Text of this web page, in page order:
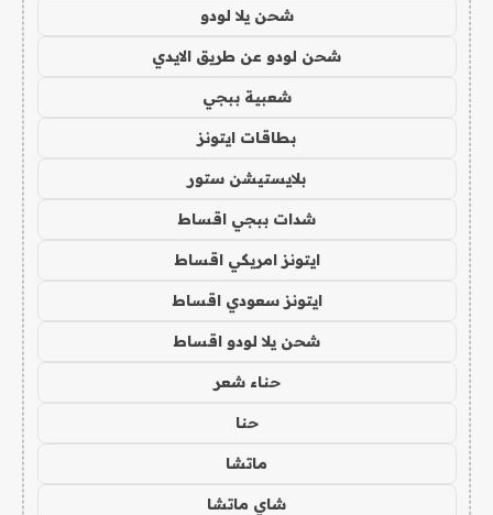
شحن يلا لودو
شحن لودو عن طريق الايدي
شعبية ببجي
بطاقات ايتونز
بلايستيشن ستور
شدات ببجي اقساط
ايتونز امريكي اقساط
ايتونز سعودي اقساط
شحن يلا لودو اقساط
حناء شعر
حنا
ماتشا
شاي ماتشا